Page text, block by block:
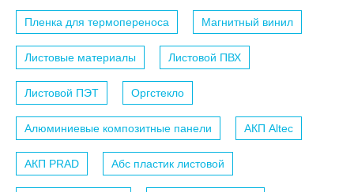
Пленка для термопереноса Магнитный винил
Листовые материалы Листовой ПВХ
Листовой ПЭТ Оргстекло
Алюминиевые композитные панели АКП Altec
АКП PRAD Абс пластик листовой